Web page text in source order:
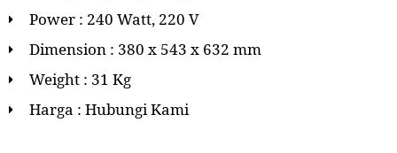
Power : 240 Watt, 220 V
Dimension : 380 x 543 x 632 mm
Weight : 31 Kg
Harga : Hubungi Kami